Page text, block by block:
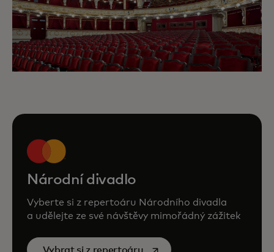
Zpestřete si návštěvu Národního divadlo
nabídkou exkluzivních zážitků.
s komentovanou prohlídkou.
Národní divadlo
Vyberte si z repertoáru Národního divadla
a udělejte ze své návštěvy mimořádný zážitek
opens in a new tab